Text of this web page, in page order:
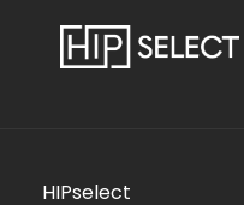
HIPselect